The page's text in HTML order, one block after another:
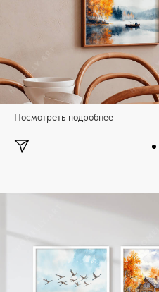
Посмотреть подробнее